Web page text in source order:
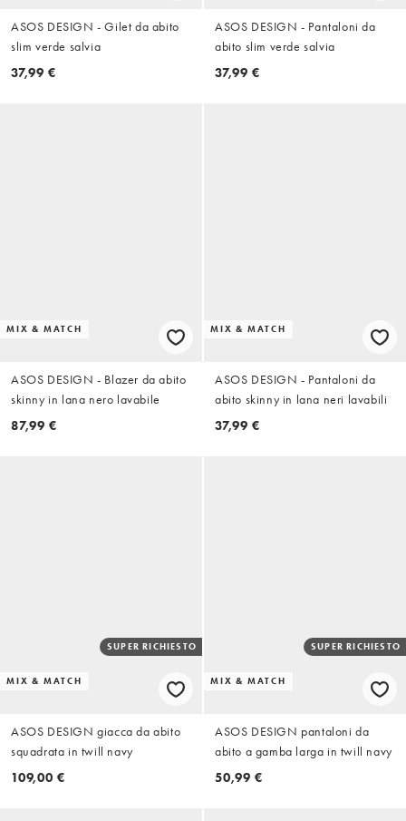
ASOS DESIGN - Gilet da abito
slim verde salvia
37,99 €
ASOS DESIGN - Pantaloni da
abito slim verde salvia
37,99 €
MIX & MATCH
ASOS DESIGN - Blazer da abito
skinny in lana nero lavabile
87,99 €
MIX & MATCH
ASOS DESIGN - Pantaloni da
abito skinny in lana neri lavabili
37,99 €
MIX & MATCH
SUPER RICHIESTO
ASOS DESIGN giacca da abito
squadrata in twill navy
109,00 €
MIX & MATCH
SUPER RICHIESTO
ASOS DESIGN pantaloni da
abito a gamba larga in twill navy
50,99 €